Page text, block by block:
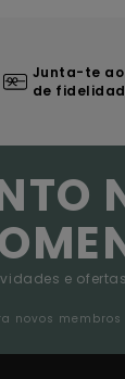
Junta-te
de
e
novos